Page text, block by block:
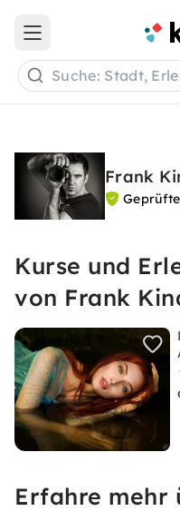
Open main menu
Suche: Stadt,
Frank
Kurse und
von Frank
Erfahre mehr